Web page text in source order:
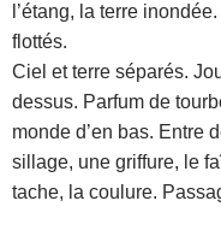
l’étang, la terre
flottés.
Ciel et terre séparés.
dessus. Parfum de
monde d’en bas. Entre
sillage, une griffure, le
tache, la coulure.